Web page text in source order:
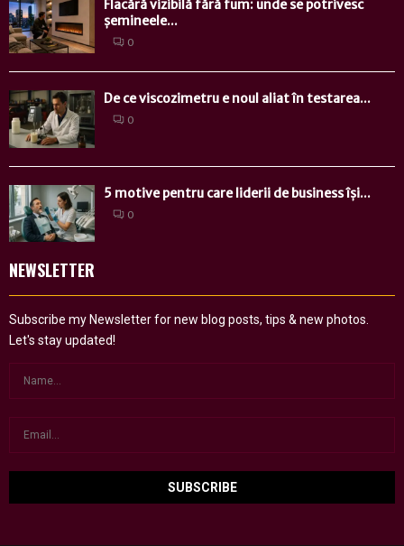
Flacără vizibilă fără fum: unde se potrivesc
șemineele...
0
De ce viscozimetru e noul aliat în testarea...
0
5 motive pentru care liderii de business își...
0
NEWSLETTER
Subscribe my Newsletter for new blog posts, tips & new photos.
Let's stay updated!